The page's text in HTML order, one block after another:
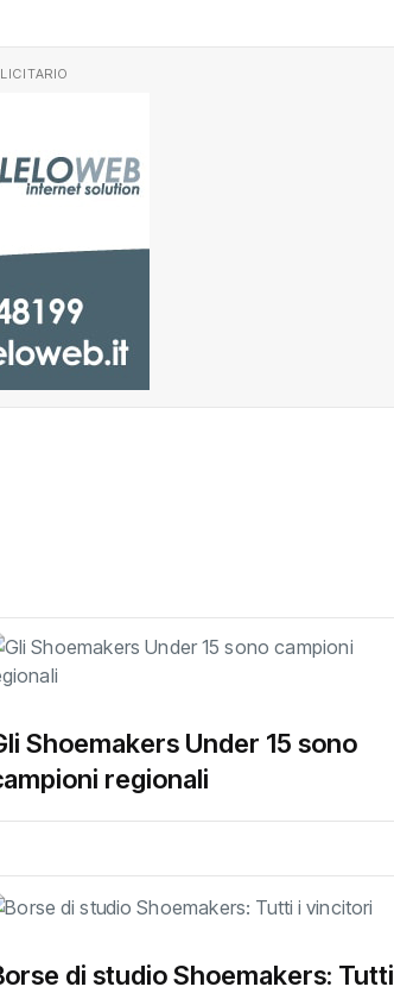
Shoemakers Under 15 sono
regionali
di studio Shoemakers: Tutti